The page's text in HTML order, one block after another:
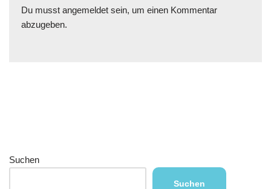
Du musst angemeldet sein, um einen Kommentar
abzugeben.
Suchen
Suchen